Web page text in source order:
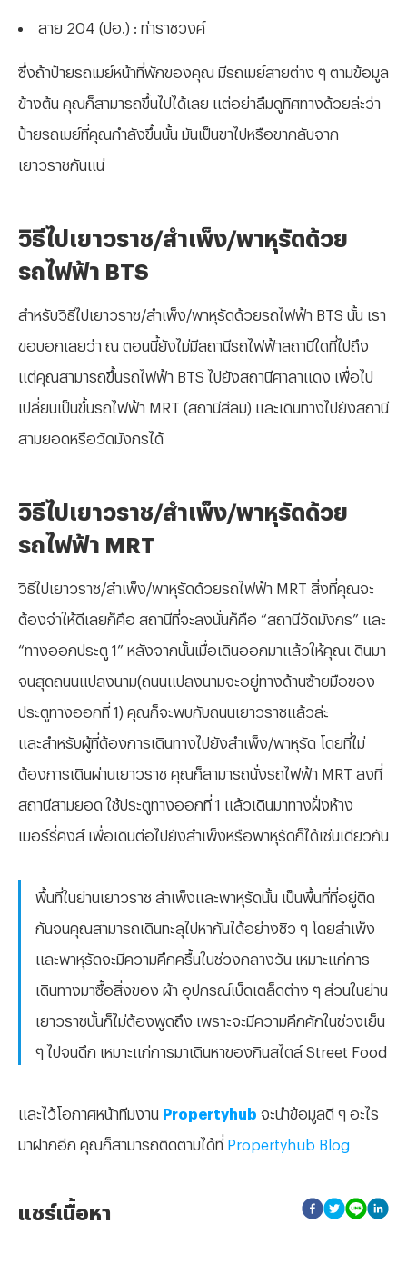
สาย 204 (ปอ.) : ท่าราชวงศ์
ซึ่งถ้าป้ายรถเมย์หน้าที่พักของคุณ มีรถเมย์สายต่าง ๆ ตามข้อมูล
ข้างต้น คุณก็สามารถขึ้นไปได้เลย แต่อย่าลืมดูทิศทางด้วยล่ะว่า
ป้ายรถเมย์ที่คุณกำลังขึ้นนั้น มันเป็นขาไปหรือขากลับจาก
เยาวราชกันแน่
วิธีไปเยาวราช/สำเพ็ง/พาหุรัดด้วย
รถไฟฟ้า BTS
สำหรับวิธีไปเยาวราช/สำเพ็ง/พาหุรัดด้วยรถไฟฟ้า BTS นั้น เรา
ขอบอกเลยว่า ณ ตอนนี้ยังไม่มีสถานีรถไฟฟ้าสถานีใดที่ไปถึง
แต่คุณสามารถขึ้นรถไฟฟ้า BTS ไปยังสถานีศาลาแดง เพื่อไป
เปลี่ยนเป็นขึ้นรถไฟฟ้า MRT (สถานีสีลม) และเดินทางไปยังสถานี
สามยอดหรือวัดมังกรได้
วิธีไปเยาวราช/สำเพ็ง/พาหุรัดด้วย
รถไฟฟ้า MRT
วิธีไปเยาวราช/สำเพ็ง/พาหุรัดด้วยรถไฟฟ้า MRT สิ่งที่คุณจะ
ต้องจำให้ดีเลยก็คือ สถานีที่จะลงนั่นก็คือ “สถานีวัดมังกร” และ
“ทางออกประตู 1” หลังจากนั้นเมื่อเดินออกมาแล้วให้คุณเ ดินมา
จนสุดถนนแปลงนาม(ถนนแปลงนามจะอยู่ทางด้านซ้ายมือของ
ประตูทางออกที่ 1) คุณก็จะพบกับถนนเยาวราชแล้วล่ะ
และสำหรับผู้ที่ต้องการเดินทางไปยังสำเพ็ง/พาหุรัด โดยที่ไม่
ต้องการเดินผ่านเยาวราช คุณก็สามารถนั่งรถไฟฟ้า MRT ลงที่
สถานีสามยอด ใช้ประตูทางออกที่ 1 แล้วเดินมาทางฝั่งห้าง
เมอร์รี่คิงส์ เพื่อเดินต่อไปยังสำเพ็งหรือพาหุรัดก็ได้เช่นเดียวกัน
พื้นที่ในย่านเยาวราช สำเพ็งและพาหุรัดนั้น เป็นพื้นที่ที่อยู่ติด
กันจนคุณสามารถเดินทะลุไปหากันได้อย่างชิว ๆ โดยสำเพ็ง
และพาหุรัดจะมีความคึกครื้นในช่วงกลางวัน เหมาะแก่การ
เดินทางมาซื้อสิ่งของ ผ้า อุปกรณ์เบ็ดเตล็ดต่าง ๆ ส่วนในย่าน
เยาวราชนั้นก็ไม่ต้องพูดถึง เพราะจะมีความคึกคักในช่วงเย็น
ๆ ไปจนดึก เหมาะแก่การมาเดินหาของกินสไตล์ Street Food
และไว้โอกาศหน้าทีมงาน Propertyhub จะนำข้อมูลดี ๆ อะไร
มาฝากอีก คุณก็สามารถติดตามได้ที่ Propertyhub Blog
แชร์เนื้อหา